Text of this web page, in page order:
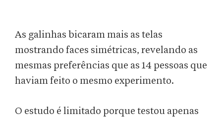
As galinhas bicaram mais as telas
mostrando faces simétricas, revelando as
mesmas preferências que as 14 pessoas que
haviam feito o mesmo experimento.
O estudo é limitado porque testou apenas